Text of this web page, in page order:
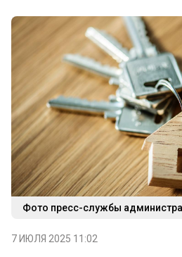
Фото пресс-службы
7 ИЮЛЯ 2025 11:02